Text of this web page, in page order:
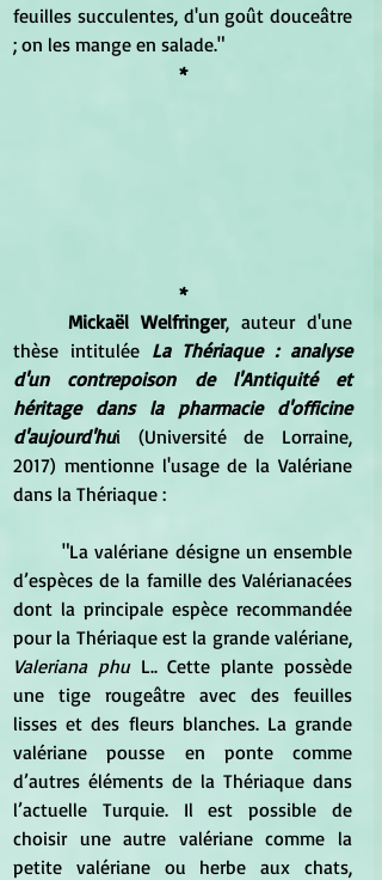
feuilles succulentes, d'un goût douceâtre
; on les mange en salade."
*
*
	Mickaël Welfringer
, auteur d'une
thèse intitulée La Thériaque : analyse
d'un contrepoison de l'Antiquité et
héritage dans la pharmacie d'officine
d'aujourd'hui (Université de Lorraine,
2017) mentionne l'usage de la Valériane
dans la Thériaque :
	"La valériane désigne un ensemble
d’espèces de la famille des Valérianacées
dont la principale espèce recommandée
Valeriana phu L.. Cette plante possède
une tige rougeâtre avec des feuilles
lisses et des fleurs blanches. La grande
valériane pousse en ponte comme
d’autres éléments de la Thériaque dans
l’actuelle Turquie. Il est possible de
choisir une autre valériane comme la